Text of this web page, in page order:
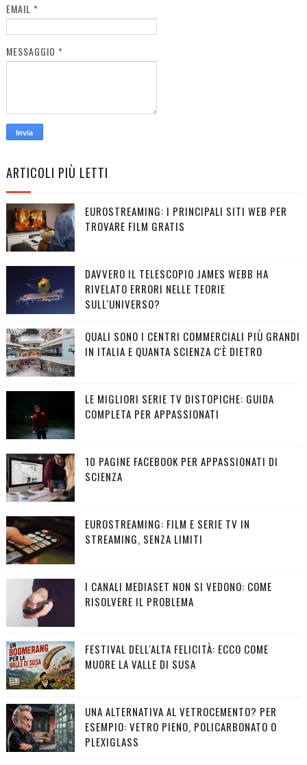
EMAIL *
MESSAGGIO *
ARTICOLI PIÙ LETTI
EUROSTREAMING: I PRINCIPALI SITI WEB PER
TROVARE FILM GRATIS
DAVVERO IL TELESCOPIO JAMES WEBB HA
RIVELATO ERRORI NELLE TEORIE
SULL'UNIVERSO?
QUALI SONO I CENTRI COMMERCIALI PIÙ GRANDI
IN ITALIA E QUANTA SCIENZA C'È DIETRO
LE MIGLIORI SERIE TV DISTOPICHE: GUIDA
COMPLETA PER APPASSIONATI
10 PAGINE FACEBOOK PER APPASSIONATI DI
SCIENZA
EUROSTREAMING: FILM E SERIE TV IN
STREAMING, SENZA LIMITI
I CANALI MEDIASET NON SI VEDONO: COME
RISOLVERE IL PROBLEMA
FESTIVAL DELL'ALTA FELICITÀ: ECCO COME
MUORE LA VALLE DI SUSA
UNA ALTERNATIVA AL VETROCEMENTO? PER
ESEMPIO: VETRO PIENO, POLICARBONATO O
PLEXIGLASS